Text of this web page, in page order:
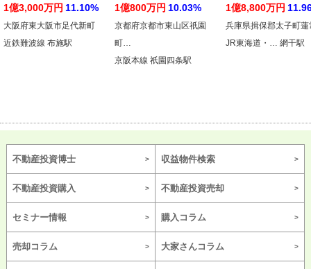
1億3,000万円 11.10%
大阪府東大阪市足代新町
近鉄難波線 布施駅
1億800万円 10.03%
京都府京都市東山区祇園
町…
京阪本線 祇園四条駅
1億8,800万円
兵庫県揖保郡太子町蓮
JR東海道・… 網干駅
不動産投資博士 収益物件検索
不動産投資購入 不動産投資売却
セミナー情報 購入コラム
売却コラム 大家さんコラム